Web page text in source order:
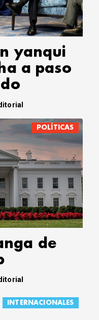
Revista
yanqui
a paso
POLÍTICAS
de
INTERNACIONALES